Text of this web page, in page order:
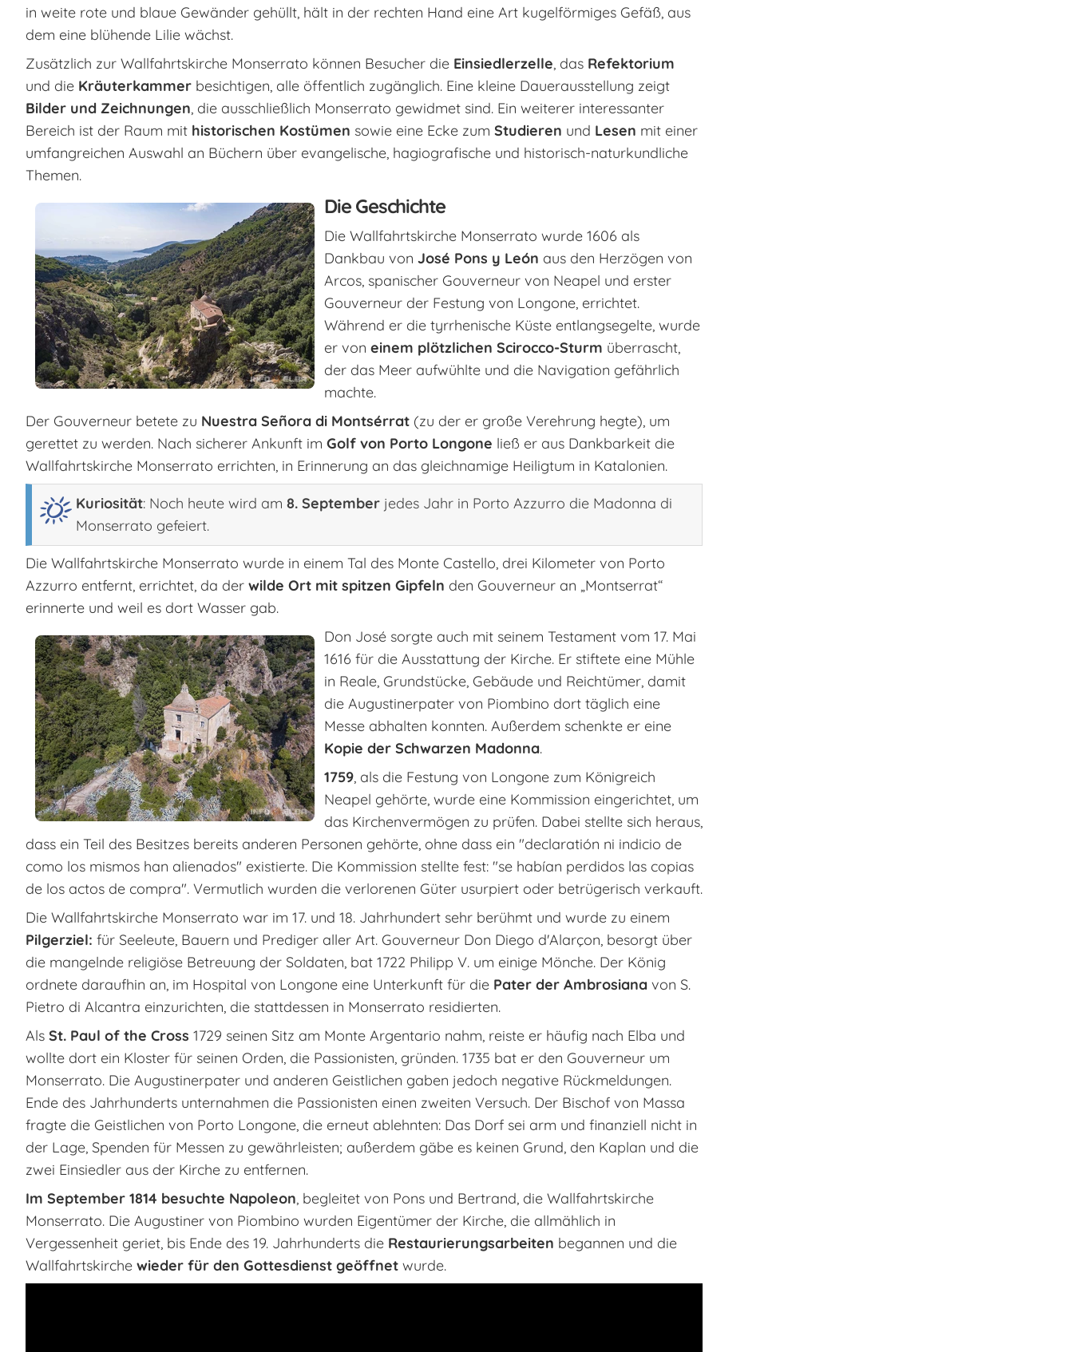
in weite rote und blaue Gewänder gehüllt, hält in der rechten Hand eine Art kugelförmiges Gefäß, aus
dem eine blühende Lilie wächst.
Zusätzlich zur Wallfahrtskirche Monserrato können Besucher die Einsiedlerzelle, das Refektorium
und die Kräuterkammer besichtigen, alle öffentlich zugänglich. Eine kleine Dauerausstellung zeigt
Bilder und Zeichnungen, die ausschließlich Monserrato gewidmet sind. Ein weiterer interessanter
Bereich ist der Raum mit historischen Kostümen sowie eine Ecke zum Studieren und Lesen mit einer
umfangreichen Auswahl an Büchern über evangelische, hagiografische und historisch-naturkundliche
Themen.
Die Geschichte
Die Wallfahrtskirche Monserrato wurde 1606 als
Dankbau von José Pons y León aus den Herzögen von
Arcos, spanischer Gouverneur von Neapel und erster
Gouverneur der Festung von Longone, errichtet.
Während er die tyrrhenische Küste entlangsegelte, wurde
er von einem plötzlichen Scirocco-Sturm überrascht,
der das Meer aufwühlte und die Navigation gefährlich
machte.
Der Gouverneur betete zu Nuestra Señora di Montsérrat (zu der er große Verehrung hegte), um
gerettet zu werden. Nach sicherer Ankunft im Golf von Porto Longone ließ er aus Dankbarkeit die
Wallfahrtskirche Monserrato errichten, in Erinnerung an das gleichnamige Heiligtum in Katalonien.
Kuriosität: Noch heute wird am 8. September jedes Jahr in Porto Azzurro die Madonna di
Monserrato gefeiert.
Die Wallfahrtskirche Monserrato wurde in einem Tal des Monte Castello, drei Kilometer von Porto
Azzurro entfernt, errichtet, da der wilde Ort mit spitzen Gipfeln den Gouverneur an „Montserrat“
erinnerte und weil es dort Wasser gab.
Don José sorgte auch mit seinem Testament vom 17. Mai
1616 für die Ausstattung der Kirche. Er stiftete eine Mühle
in Reale, Grundstücke, Gebäude und Reichtümer, damit
die Augustinerpater von Piombino dort täglich eine
Messe abhalten konnten. Außerdem schenkte er eine
Kopie der Schwarzen Madonna.
1759, als die Festung von Longone zum Königreich
Neapel gehörte, wurde eine Kommission eingerichtet, um
das Kirchenvermögen zu prüfen. Dabei stellte sich heraus,
dass ein Teil des Besitzes bereits anderen Personen gehörte, ohne dass ein "declaratión ni indicio de
como los mismos han alienados" existierte. Die Kommission stellte fest: "se habían perdidos las copias
de los actos de compra". Vermutlich wurden die verlorenen Güter usurpiert oder betrügerisch verkauft.
Die Wallfahrtskirche Monserrato war im 17. und 18. Jahrhundert sehr berühmt und wurde zu einem
Pilgerziel: für Seeleute, Bauern und Prediger aller Art. Gouverneur Don Diego d'Alarçon, besorgt über
die mangelnde religiöse Betreuung der Soldaten, bat 1722 Philipp V. um einige Mönche. Der König
ordnete daraufhin an, im Hospital von Longone eine Unterkunft für die Pater der Ambrosiana von S.
Pietro di Alcantra einzurichten, die stattdessen in Monserrato residierten.
Als St. Paul of the Cross 1729 seinen Sitz am Monte Argentario nahm, reiste er häufig nach Elba und
wollte dort ein Kloster für seinen Orden, die Passionisten, gründen. 1735 bat er den Gouverneur um
Monserrato. Die Augustinerpater und anderen Geistlichen gaben jedoch negative Rückmeldungen.
Ende des Jahrhunderts unternahmen die Passionisten einen zweiten Versuch. Der Bischof von Massa
fragte die Geistlichen von Porto Longone, die erneut ablehnten: Das Dorf sei arm und finanziell nicht in
der Lage, Spenden für Messen zu gewährleisten; außerdem gäbe es keinen Grund, den Kaplan und die
zwei Einsiedler aus der Kirche zu entfernen.
Im September 1814 besuchte Napoleon, begleitet von Pons und Bertrand, die Wallfahrtskirche
Monserrato. Die Augustiner von Piombino wurden Eigentümer der Kirche, die allmählich in
Vergessenheit geriet, bis Ende des 19. Jahrhunderts die Restaurierungsarbeiten begannen und die
Wallfahrtskirche wieder für den Gottesdienst geöffnet wurde.